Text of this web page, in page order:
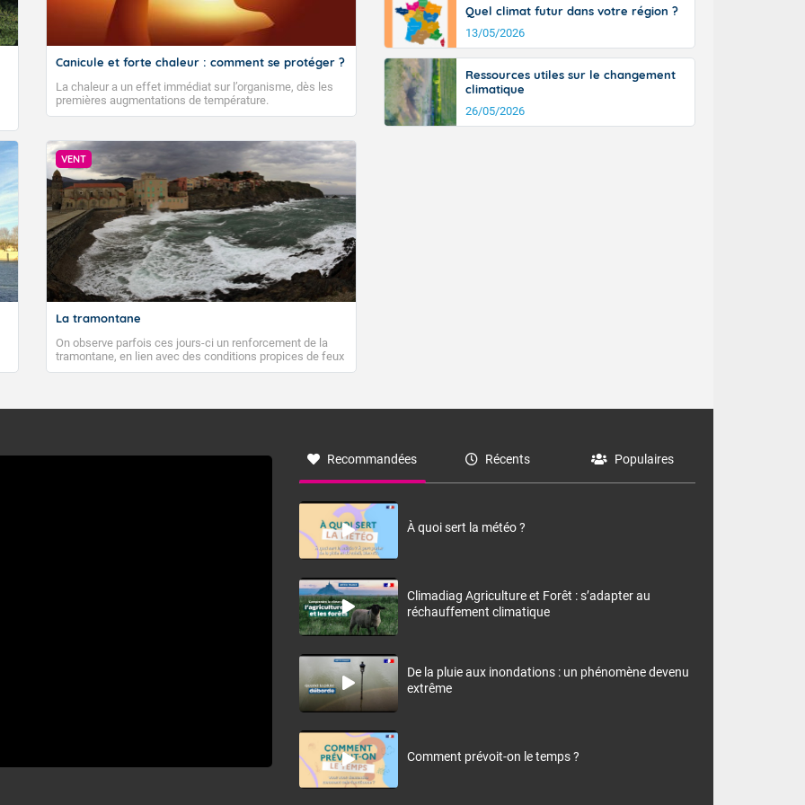
Canicule et forte chaleur : comment se protéger ?
La chaleur a un effet immédiat sur l’organisme, dès les
premières augmentations de température.
VENT
La tramontane
On observe parfois ces jours-ci un renforcement de la
tramontane, en lien avec des conditions propices de feux
de forêt. Mais qu'est-ce que la tramontane ? Quelles sont
à nord-ouest, dans un secteur qui part du Roussillon à la
monts, en allusion aux régions montagneuses d’où
Quel climat futur dans votre région ?
13/05/2026
Ressources utiles sur le changement
climatique
26/05/2026
Recommandées Récents Populaires
À quoi sert la météo ?
Climadiag Agriculture et Forêt : s’adapter au
réchauffement climatique
De la pluie aux inondations : un phénomène devenu
extrême
Comment prévoit-on le temps ?